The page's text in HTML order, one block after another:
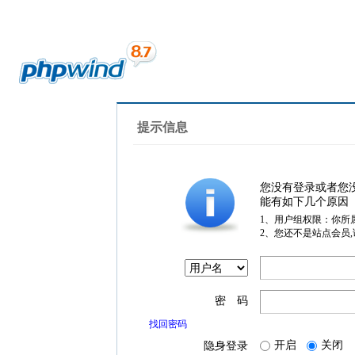
提示信息
您没有登录或者您
能有如下几个原因
1、用户组权限：你所
2、您还不是站点会员
密 码
找回密码
隐身登录 开启 关闭